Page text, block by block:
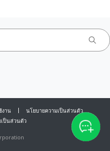
งาน
นโยบายความเป็นส่วนตัว
ป็นส่วนตัว